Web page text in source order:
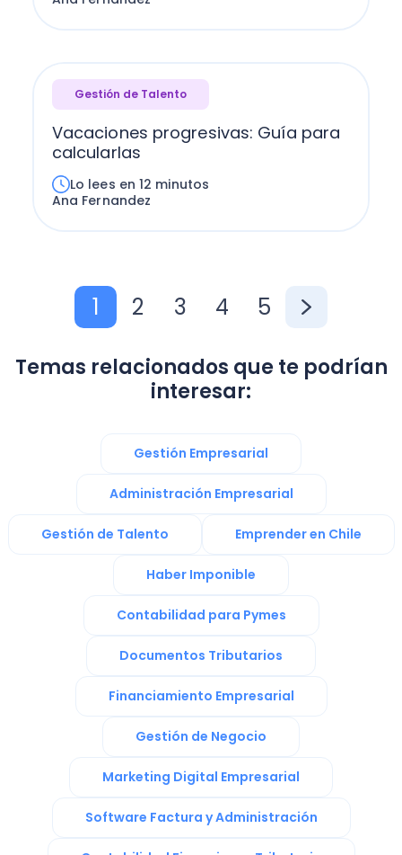
Gestión de Talento
Vacaciones progresivas: Guía para
calcularlas
Lo lees en 12 minutos
Ana Fernandez
1 2 3 4 5
Temas relacionados que te podrían
interesar:
Gestión Empresarial
Administración Empresarial
Gestión de Talento Emprender en Chile
Haber Imponible
Contabilidad para Pymes
Documentos Tributarios
Financiamiento Empresarial
Gestión de Negocio
Marketing Digital Empresarial
Software Factura y Administración